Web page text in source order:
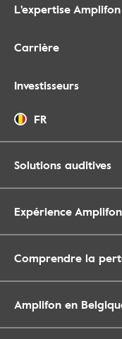
L'expertise Amplifon
Carrière
Investisseurs
FR
Solutions auditives
Expérience Amplifon
Comprendre la
Amplifon en